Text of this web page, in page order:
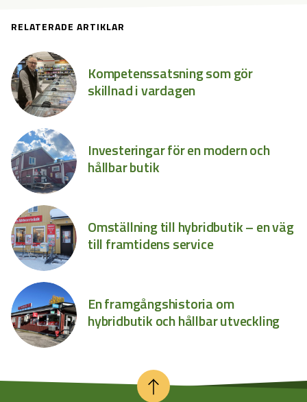
RELATERADE ARTIKLAR
Kompetenssatsning som gör
skillnad i vardagen
Investeringar för en modern och
hållbar butik
Omställning till hybridbutik – en väg
till framtidens service
En framgångshistoria om
hybridbutik och hållbar utveckling